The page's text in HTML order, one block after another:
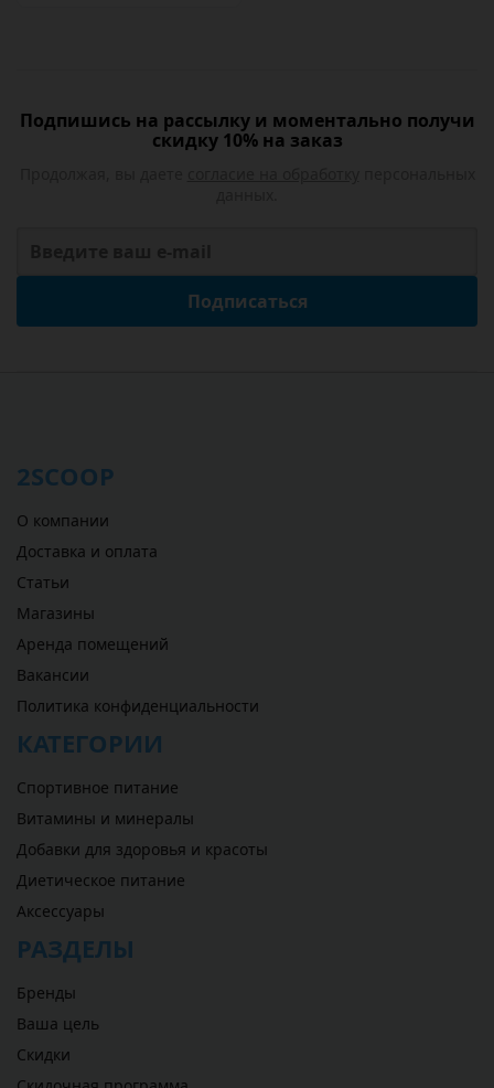
Подпишись на рассылку и моментально получи
скидку 10% на заказ
Подписаться
2SCOOP
О компании
Доставка и оплата
Статьи
Магазины
Аренда помещений
Вакансии
Политика конфиденциальности
КАТЕГОРИИ
Спортивное питание
Витамины и минералы
Добавки для здоровья и красоты
Диетическое питание
Аксессуары
РАЗДЕЛЫ
Бренды
Ваша цель
Скидки